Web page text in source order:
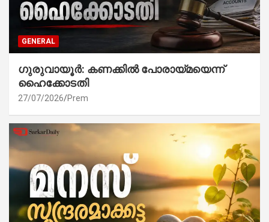
GENERAL
ഗുരുവായൂർ: കണക്കിൽ പോരായ്മയെന്ന്
ഹൈക്കോടതി
27/07/2026 Prem